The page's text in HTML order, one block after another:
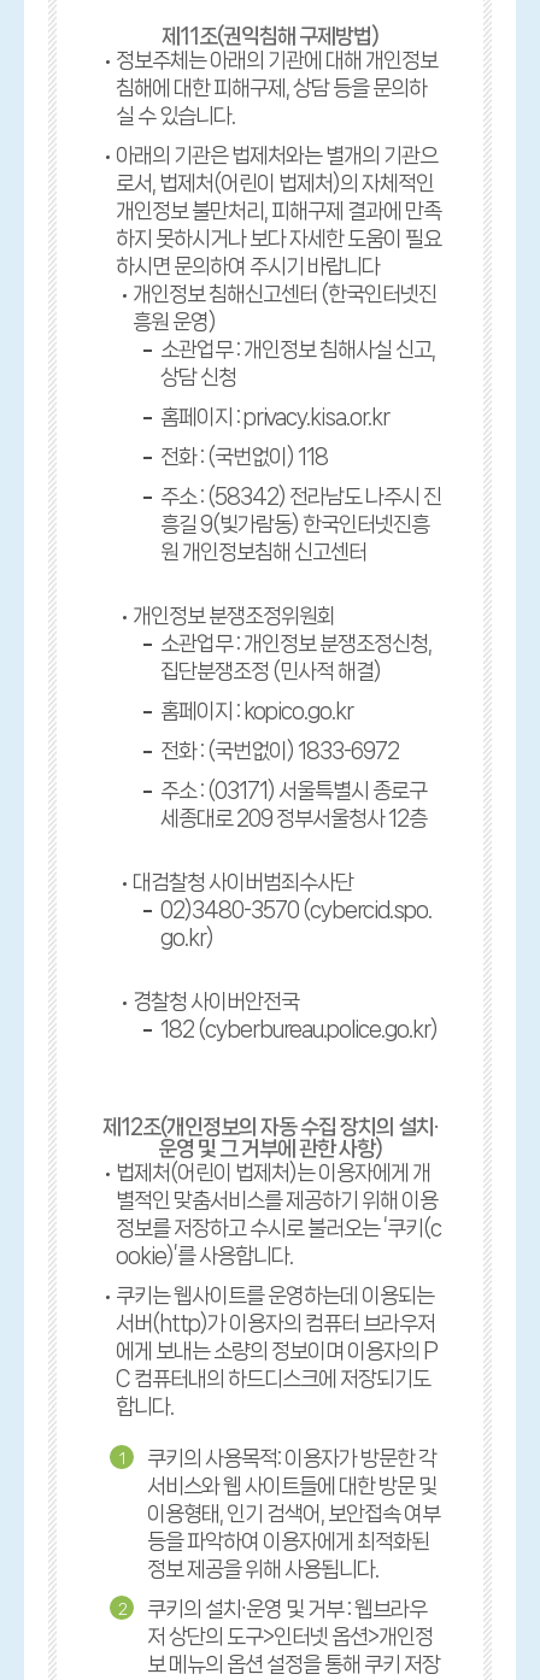
제11조(권익침해 구제방법)
정보주체는 아래의 기관에 대해 개인정보
침해에 대한 피해구제, 상담 등을 문의하
실 수 있습니다.
아래의 기관은 법제처와는 별개의 기관으
로서, 법제처(어린이 법제처)의 자체적인
개인정보 불만처리, 피해구제 결과에 만족
하지 못하시거나 보다 자세한 도움이 필요
하시면 문의하여 주시기 바랍니다
개인정보 침해신고센터 (한국인터넷진
흥원 운영)
소관업무 : 개인정보 침해사실 신고,
상담 신청
홈페이지 : privacy.kisa.or.kr
전화 : (국번없이) 118
주소 : (58342) 전라남도 나주시 진
흥길 9(빛가람동) 한국인터넷진흥
원 개인정보침해 신고센터
개인정보 분쟁조정위원회
소관업무 : 개인정보 분쟁조정신청,
집단분쟁조정 (민사적 해결)
홈페이지 : kopico.go.kr
전화 : (국번없이) 1833-6972
주소 : (03171) 서울특별시 종로구
세종대로 209 정부서울청사 12층
대검찰청 사이버범죄수사단
02)3480-3570 (cybercid.spo.
go.kr)
경찰청 사이버안전국
182 (cyberbureau.police.go.kr)
제12조(개인정보의 자동 수집 장치의 설치·
운영 및 그 거부에 관한 사항)
법제처(어린이 법제처)는 이용자에게 개
별적인 맞춤서비스를 제공하기 위해 이용
정보를 저장하고 수시로 불러오는 ‘쿠키(c
ookie)’를 사용합니다.
쿠키는 웹사이트를 운영하는데 이용되는
서버(http)가 이용자의 컴퓨터 브라우저
에게 보내는 소량의 정보이며 이용자의 P
C 컴퓨터내의 하드디스크에 저장되기도
합니다.
1
쿠키의 사용목적: 이용자가 방문한 각
서비스와 웹 사이트들에 대한 방문 및
이용형태, 인기 검색어, 보안접속 여부
등을 파악하여 이용자에게 최적화된
정보 제공을 위해 사용됩니다.
2
쿠키의 설치∙운영 및 거부 : 웹브라우
저 상단의 도구>인터넷 옵션>개인정
보 메뉴의 옵션 설정을 통해 쿠키 저장